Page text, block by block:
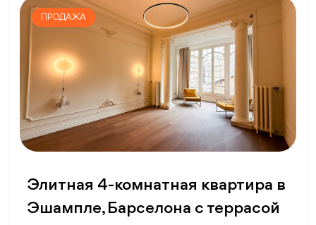
ПРОДАЖА
Элитная 4-комнатная квартира в
Эшампле, Барселона с террасой